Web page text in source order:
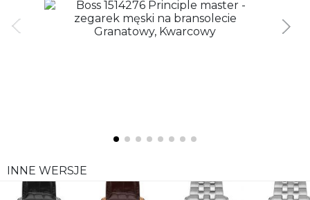
INNE WERSJE